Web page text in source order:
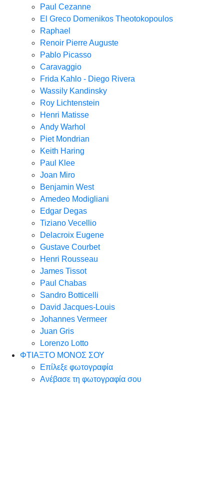
Paul Cezanne
El Greco Domenikos Theotokopoulos
Raphael
Renoir Pierre Auguste
Pablo Picasso
Caravaggio
Frida Kahlo - Diego Rivera
Wassily Kandinsky
Roy Lichtenstein
Henri Matisse
Andy Warhol
Piet Mondrian
Keith Haring
Paul Klee
Joan Miro
Benjamin West
Amedeo Modigliani
Edgar Degas
Tiziano Vecellio
Delacroix Eugene
Gustave Courbet
Henri Rousseau
James Tissot
Paul Chabas
Sandro Botticelli
David Jacques-Louis
Johannes Vermeer
Juan Gris
Lorenzo Lotto
ΦΤΙΑΞΤΟ ΜΟΝΟΣ ΣΟΥ
Επίλεξε φωτογραφία
Ανέβασε τη φωτογραφία σου